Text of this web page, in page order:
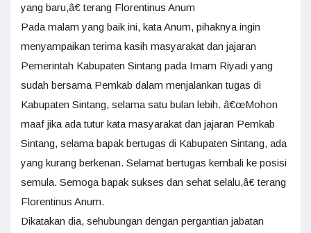
yang baru,â€ terang Florentinus Anum
Pada malam yang baik ini, kata Anum, pihaknya ingin
menyampaikan terima kasih masyarakat dan jajaran
Pemerintah Kabupaten Sintang pada Imam Riyadi yang
sudah bersama Pemkab dalam menjalankan tugas di
Kabupaten Sintang, selama satu bulan lebih. â€œMohon
maaf jika ada tutur kata masyarakat dan jajaran Pemkab
Sintang, selama bapak bertugas di Kabupaten Sintang, ada
yang kurang berkenan. Selamat bertugas kembali ke posisi
semula. Semoga bapak sukses dan sehat selalu,â€ terang
Florentinus Anum.
Dikatakan dia, sehubungan dengan pergantian jabatan